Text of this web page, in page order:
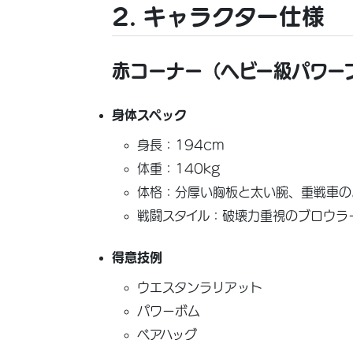
2. キャラクター仕様
赤コーナー（ヘビー級パワー
身体スペック
身長：194cm
体重：140kg
体格：分厚い胸板と太い腕、重戦車
戦闘スタイル：破壊力重視のブロウラ
得意技例
ウエスタンラリアット
パワーボム
ベアハッグ